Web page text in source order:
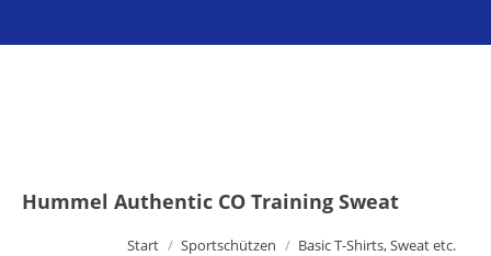
Hummel Authentic CO Training Sweat
Start Sportschützen
Basic T-Shirts, Sweat etc.